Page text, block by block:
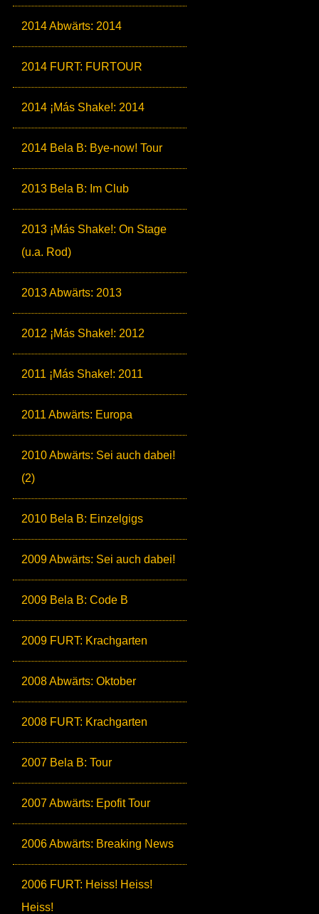
2014 Abwärts: 2014
2014 FURT: FURTOUR
2014 ¡Más Shake!: 2014
2014 Bela B: Bye-now! Tour
2013 Bela B: Im Club
2013 ¡Más Shake!: On Stage
(u.a. Rod)
2013 Abwärts: 2013
2012 ¡Más Shake!: 2012
2011 ¡Más Shake!: 2011
2011 Abwärts: Europa
2010 Abwärts: Sei auch dabei!
(2)
2010 Bela B: Einzelgigs
2009 Abwärts: Sei auch dabei!
2009 Bela B: Code B
2009 FURT: Krachgarten
2008 Abwärts: Oktober
2008 FURT: Krachgarten
2007 Bela B: Tour
2007 Abwärts: Epofit Tour
2006 Abwärts: Breaking News
2006 FURT: Heiss! Heiss!
Heiss!